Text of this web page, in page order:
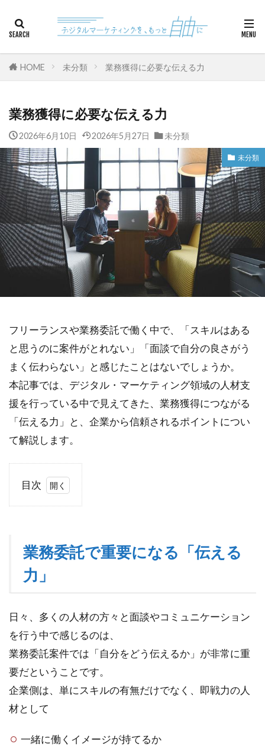
HOME 未分類 業務獲得に必要な伝える力
業務獲得に必要な伝える力
2026年6月10日 2026年5月27日 未分類
未分類
フリーランスや業務委託で働く中で、「スキルはある
と思うのに案件がとれない」「面談で自分の良さがう
まく伝わらない」と感じたことはないでしょうか。
本記事では、デジタル・マーケティング領域の人材支
援を行っている中で見えてきた、業務獲得につながる
「伝える力」と、企業から信頼されるポイントについ
て解説します。
目次
要に
なる
「伝
える
経歴
書・
トフ
ォリ
重要
業務委託で重要になる「伝える
力」
日々、多くの人材の方々と面談やコミュニケーション
を行う中で感じるのは、
業務委託案件では「自分をどう伝えるか」が非常に重
要だということです。
企業側は、単にスキルの有無だけでなく、即戦力の人
材として
一緒に働くイメージが持てるか